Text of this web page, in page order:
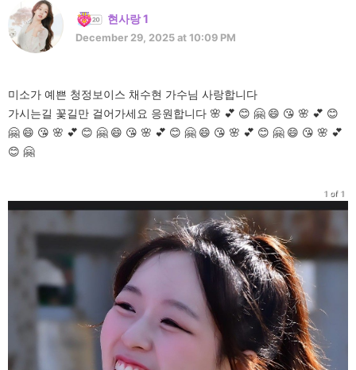
현사랑 1
December 29, 2025 at 10:09 PM
미소가 예쁜 청정보이스 채수현 가수님 사랑합니다
가시는길 꽃길만 걸어가세요 응원합니다 🌸 💕 😊 🤗 😄 😘 🌸 💕 😊
🤗 😄 😘 🌸 💕 😊 🤗 😄 😘 🌸 💕 😊 🤗 😄 😘 🌸 💕 😊 🤗 😄 😘 🌸 💕
😊 🤗
1 of 1